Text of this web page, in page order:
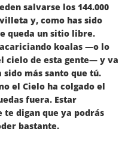
salvarse los 144.000
y, como has sido
queda un sitio libre.
koalas —o lo
cielo de esta gente— y va
más santo que tú.
el Cielo ha colgado el
fuera. Estar
digan que ya podrás
bastante.